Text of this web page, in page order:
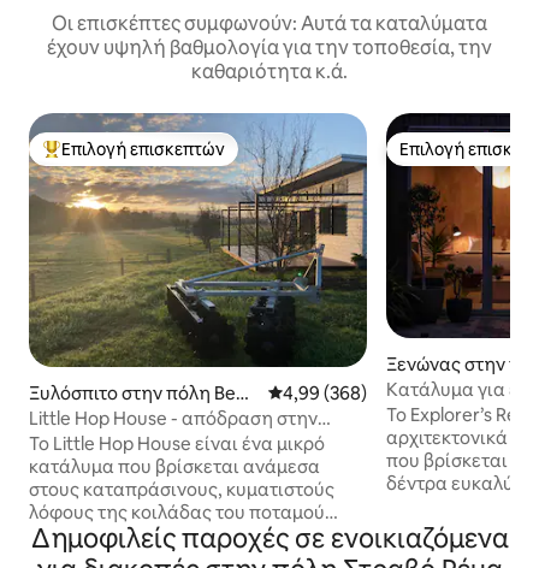
Οι επισκέπτες συμφωνούν: Αυτά τα καταλύματα
έχουν υψηλή βαθμολογία για την τοποθεσία, την
καθαριότητα κ.ά.
Κορυφαία επιλογή επισκεπτών
Επιλογή επισκεπτών
Ξυλόσπιτο στην πόλη Beel
erup
Μέση βαθμολογία: 4,99 στα 5,
4,99 (368)
Little Hop House - απόδραση στην
κοιλάδα
Το Little Hop House είναι ένα μικρό
κατάλυμα που βρίσκεται ανάμεσα
στους καταπράσινους, κυματιστούς
λόφους της κοιλάδας του ποταμού
Preston, στην όμορφη νοτιοδυτική
Δυτική Αυστραλία. Βρίσκεται σε ένα
Επιλογή
Επιλογή
Ξενώνας στην
αρετ Ρίβερ
Κατάλυμα για
με σάουνα κοντά
παραλία
Το Explorer’s Rest
αρχιτεκτονικά
που βρίσκεται
δέντρα
προσφέρει ένα
όπου
Δημοφιλείς παροχές σε ενοικιαζόμενα